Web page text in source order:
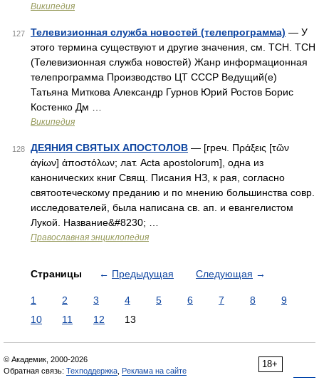
Википедия
127 Телевизионная служба новостей (телепрограмма) — У
этого термина существуют и другие значения, см. ТСН. ТСН
(Телевизионная служба новостей) Жанр информационная
телепрограмма Производство ЦТ СССР Ведущий(е)
Татьяна Миткова Александр Гурнов Юрий Ростов Борис
Костенко Дм …
Википедия
128 ДЕЯНИЯ СВЯТЫХ АПОСТОЛОВ — [греч. Πράξεις [τῶν
ἁγίων] ἀποστόλων; лат. Acta apostolorum], одна из
канонических книг Свящ. Писания НЗ, к рая, согласно
святоотеческому преданию и по мнению большинства совр.
исследователей, была написана св. ап. и евангелистом
Лукой. Название&#8230; …
Православная энциклопедия
Страницы ← Предыдущая Следующая →
1 2 3 4 5 6 7 8
9
10
11 12 13
18+
© Академик, 2000-2026
Обратная связь: Техподдержка Реклама на сайте